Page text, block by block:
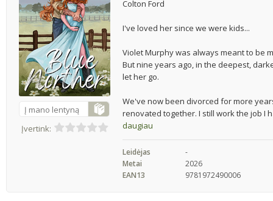
Į mano lentyną
Įvertink:
Colton Ford
I've loved her since we were kids...
Violet Murphy was always meant to be
But nine years ago, in the deepest,
let her go.
We've now been divorced for more
renovated together. I still work the job I
daugiau
Leidėjas
-
Metai
2026
EAN13
9781972490006